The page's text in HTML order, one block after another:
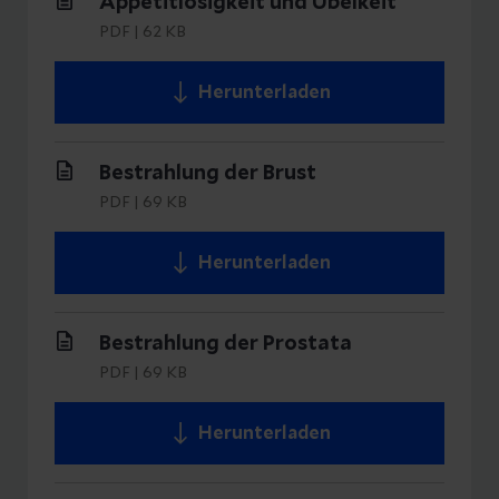
PDF 62 KB
Herunterladen
Bestrahlung der Brust
PDF 69 KB
Herunterladen
Bestrahlung der Prostata
PDF 69 KB
Herunterladen